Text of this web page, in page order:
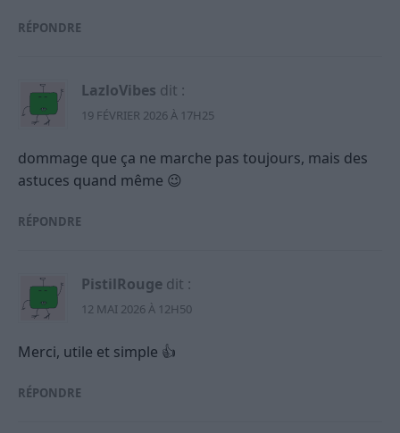
RÉPONDRE
LazloVibes dit :
19 FÉVRIER 2026 À 17H25
dommage que ça ne marche pas toujours, mais des
astuces quand même 😉
RÉPONDRE
PistilRouge dit :
12 MAI 2026 À 12H50
Merci, utile et simple 👍
RÉPONDRE